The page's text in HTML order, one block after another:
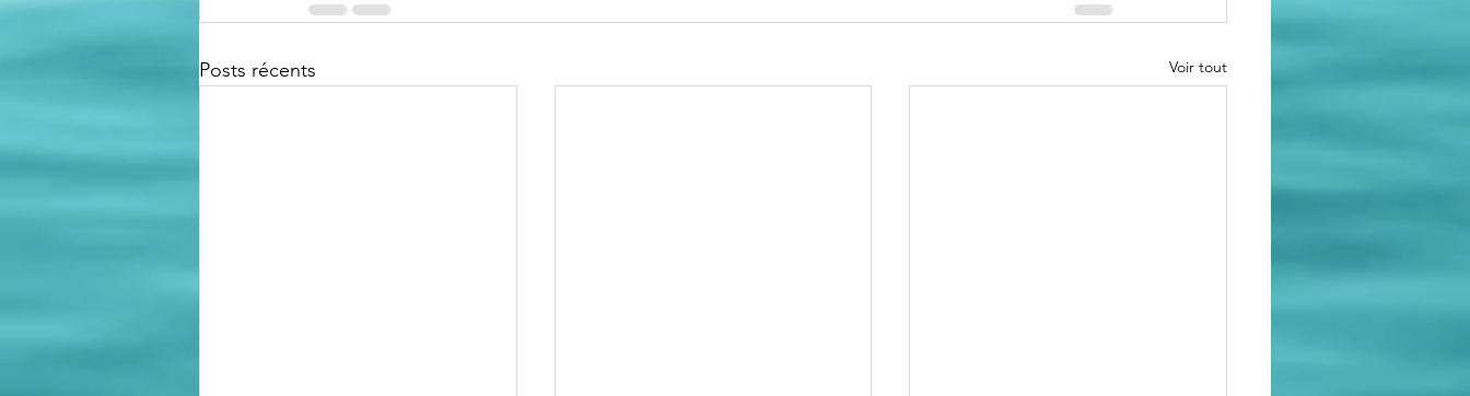
Posts récents Voir tout